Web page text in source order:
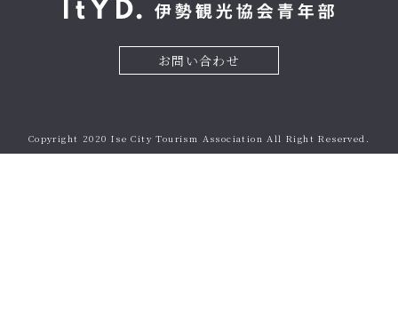
お問い合わせ
Copyright 2020 Ise City Tourism Association All Right Reserved.